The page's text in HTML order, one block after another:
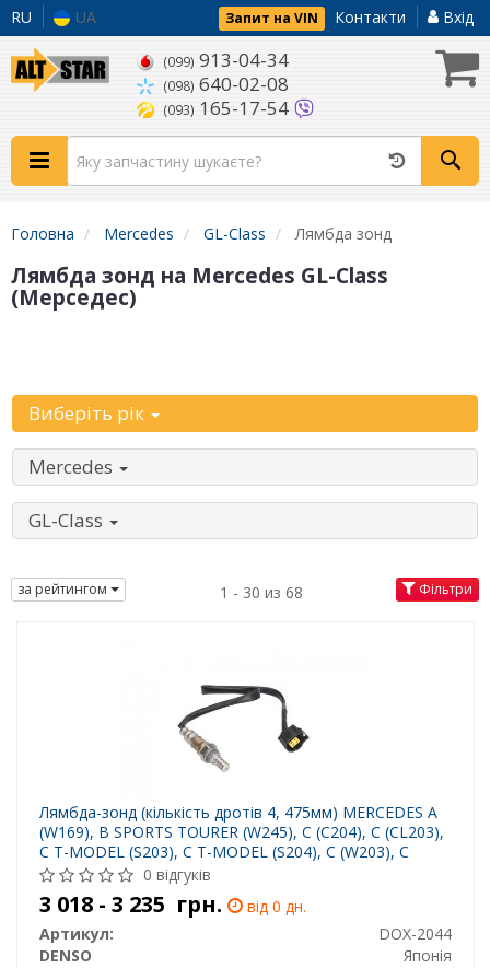
RU UA Запит на VIN Контакти Вхід
(099) 913-04-34
(098) 640-02-08
(093) 165-17-54
Головна Mercedes GL-Class Лямбда зонд
Лямбда зонд на Mercedes GL-Class
(Мерседес)
Виберіть рік
Mercedes
GL-Class
за рейтингом 1 - 30 из 68 Фільтри
Лямбда-зонд (кількість дротів 4, 475мм) MERCEDES A
(W169), B SPORTS TOURER (W245), C (C204), C (CL203),
C T-MODEL (S203), C T-MODEL (S204), C (W203), C
(W204), CLC (CL203) 1.5-6.2 06.04-
0 відгуків
3 018 - 3 235 грн.
від 0 дн.
Артикул:
DOX-2044
DENSO
Японія